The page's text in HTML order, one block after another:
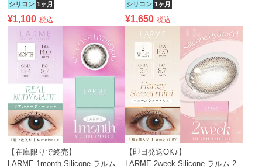
シリコン 1ヶ月
¥1,100 税込
シリコン 1ヶ月
¥1,650 税込
【在庫限りで終売】
LARME 1month Silicone ラルム
【即日発送OK♪】
LARME 2week Silicone ラルム 2